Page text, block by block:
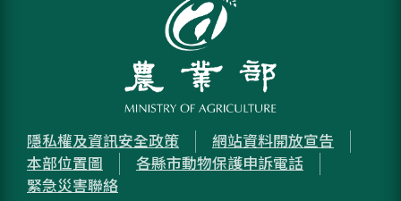
隱私權及資訊安全政策
網站資料開放宣告
本部位置圖
各縣市動物保護申訴電話
緊急災害聯絡